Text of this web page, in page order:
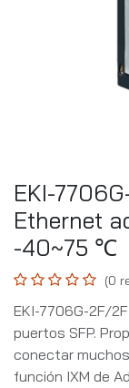
EKI-
Ethernet
-40~75 ℃
(0
EKI-7706G-2F/
puertos SFP.
conectar
función IXM de